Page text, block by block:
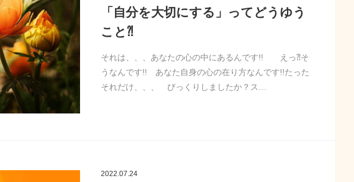
「自分を大切にする」ってどうゆう
こと⁈
それは、、、あなたの心の中にあるんです!! えっ⁈そ
うなんです!! あなた自身の心の在り方なんです!!たった
それだけ、、、 びっくりしましたか？ス…
2022.07.24